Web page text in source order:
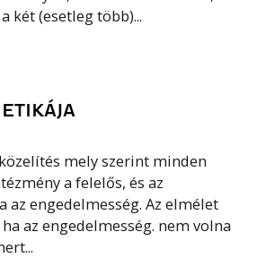
két (esetleg több)...
mely szerint minden
a felelős, és az
az engedelmesség. Az elmélet
az engedelmesség. nem volna